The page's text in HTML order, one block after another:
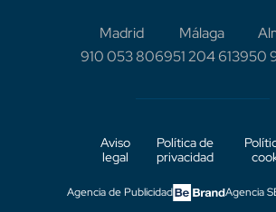
Madrid
910 053 806
Málaga
951 204 613950
Aviso
legal
Política de
privacidad
Agencia de Publicidad Agencia